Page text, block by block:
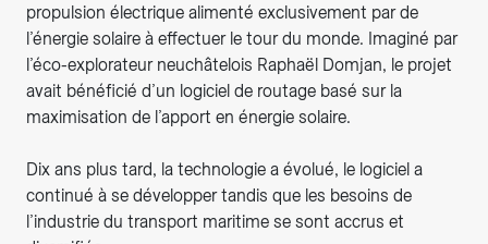
propulsion électrique alimenté exclusivement par de
l’énergie solaire à effectuer le tour du monde. Imaginé par
l’éco-explorateur neuchâtelois Raphaël Domjan, le projet
avait bénéficié d’un logiciel de routage basé sur la
maximisation de l’apport en énergie solaire.
Dix ans plus tard, la technologie a évolué, le logiciel a
continué à se développer tandis que les besoins de
l’industrie du transport maritime se sont accrus et